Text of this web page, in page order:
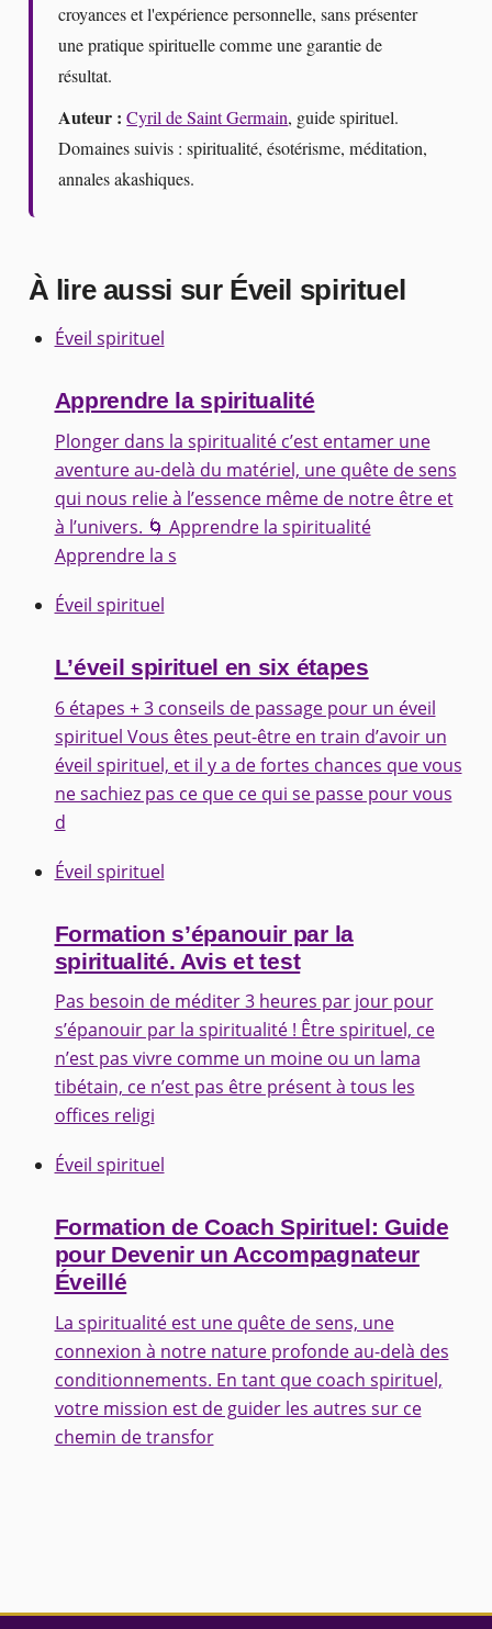
croyances et l'expérience personnelle, sans présenter
une pratique spirituelle comme une garantie de
résultat.
Auteur : Cyril de Saint Germain, guide spirituel.
Domaines suivis : spiritualité, ésotérisme, méditation,
annales akashiques.
À lire aussi sur Éveil spirituel
Éveil spirituel
Apprendre la spiritualité
Plonger dans la spiritualité c’est entamer une
aventure au-delà du matériel, une quête de sens
qui nous relie à l’essence même de notre être et
à l’univers. 🌀 Apprendre la spiritualité
Apprendre la s
Éveil spirituel
L’éveil spirituel en six étapes
6 étapes + 3 conseils de passage pour un éveil
spirituel Vous êtes peut-être en train d’avoir un
éveil spirituel, et il y a de fortes chances que vous
ne sachiez pas ce que ce qui se passe pour vous
d
Éveil spirituel
Formation s’épanouir par la
spiritualité. Avis et test
Pas besoin de méditer 3 heures par jour pour
s’épanouir par la spiritualité ! Être spirituel, ce
n’est pas vivre comme un moine ou un lama
tibétain, ce n’est pas être présent à tous les
offices religi
Éveil spirituel
Formation de Coach Spirituel: Guide
pour Devenir un Accompagnateur
Éveillé
La spiritualité est une quête de sens, une
connexion à notre nature profonde au-delà des
conditionnements. En tant que coach spirituel,
votre mission est de guider les autres sur ce
chemin de transfor